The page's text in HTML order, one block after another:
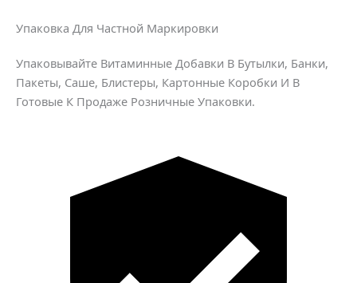
Упаковка Для Частной Маркировки
Упаковывайте Витаминные Добавки В Бутылки, Банки,
Пакеты, Саше, Блистеры, Картонные Коробки И В
Готовые К Продаже Розничные Упаковки.